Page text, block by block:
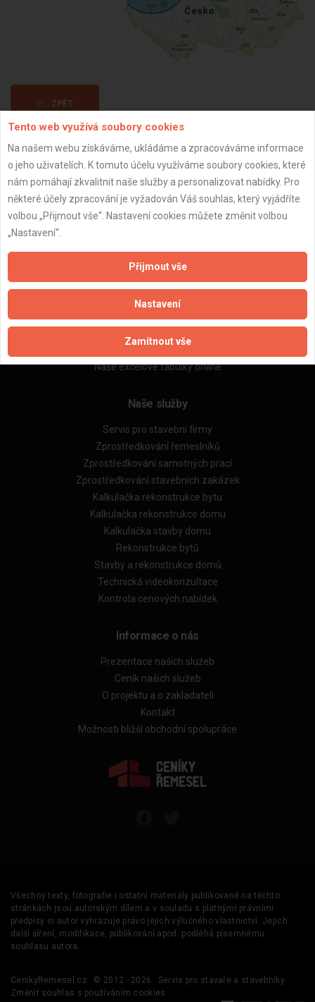
ZPĚT
Aktualizováno z portálu ARES dne 01.01.2024 17:30:10
Naše firmy a řemeslníci
Zpracování a ochrana osobních údajů
Zásady pro používání souborů cookie
Naše excelové tabulky online
Naše služby
Servis pro stavební firmy
Zprostředkování řemeslníků
Zprostředkování samotných prací
Zprostředkování stavebních zakázek
Kalkulačka rekonstrukce bytu
Kalkulačka rekonstrukce domu
Kalkulačka stavby domu
Rekonstrukce bytů
Stavby a rekonstrukce domů
Technická videokonzultace
Kontrola cenových nabídek
Informace o nás
Prezentace našich služeb
Ceník našich služeb
O projektu a o zakladateli
Kontakt
Možnosti bližší obchodní spolupráce
Všechny texty, fotografie i ostatní materiály publikované na těchto
stránkách jsou autorským dílem a v souladu s platnými právními
předpisy si autor vyhrazuje právo jejich výlučného vlastnictví. Jejich
další šíření, modifikace, publikování apod. podléhá písemnému
souhlasu autora.
CenikyRemesel.cz © 2012 - 2026
Servis pro stavaře a stavebníky
Změnit souhlas s používáním cookies
Tento web využívá soubory cookies
Na našem webu získáváme, ukládáme a zpracováváme informace
o jeho uživatelích. K tomuto účelu využíváme soubory cookies, které
nám pomáhají zkvalitnit naše služby a personalizovat nabídky. Pro
některé účely zpracování je vyžadován Váš souhlas, který vyjádříte
volbou „Přijmout vše“. Nastavení cookies můžete změnit volbou
„Nastavení“.
Přijmout vše
Nastavení
Zamítnout vše